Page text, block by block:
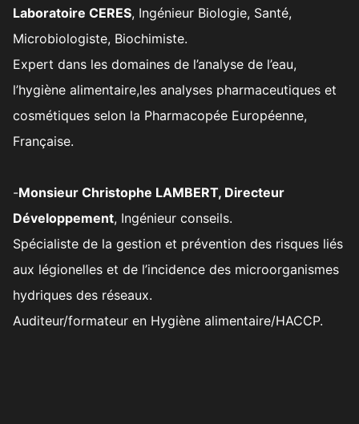
Laboratoire CERES, Ingénieur Biologie, Santé,
Microbiologiste, Biochimiste.
Expert dans les domaines de l’analyse de l’eau,
l’hygiène alimentaire,les analyses pharmaceutiques et
cosmétiques selon la Pharmacopée Européenne,
Française.
-Monsieur Christophe LAMBERT, Directeur
Développement, Ingénieur conseils.
Spécialiste de la gestion et prévention des risques liés
aux légionelles et de l’incidence des microorganismes
hydriques des réseaux.
Auditeur/formateur en Hygiène alimentaire/HACCP.